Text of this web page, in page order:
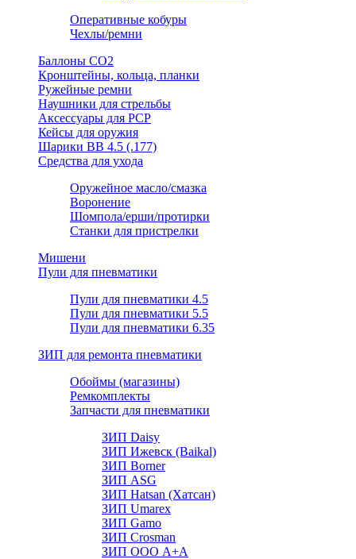
Оперативные кобуры
Чехлы/ремни
Баллоны СО2
Кронштейны, кольца, планки
Ружейные ремни
Наушники для стрельбы
Аксессуары для PCP
Кейсы для оружия
Шарики ВВ 4.5 (.177)
Средства для ухода
Оружейное масло/смазка
Воронение
Шомпола/ерши/протирки
Станки для пристрелки
Мишени
Пули для пневматики
Пули для пневматики 4.5
Пули для пневматики 5.5
Пули для пневматики 6.35
ЗИП для ремонта пневматики
Обоймы (магазины)
Ремкомплекты
Запчасти для пневматики
ЗИП Daisy
ЗИП Ижевск (Baikal)
ЗИП Borner
ЗИП ASG
ЗИП Hatsan (Хатсан)
ЗИП Umarex
ЗИП Gamo
ЗИП Crosman
ЗИП ООО А+А